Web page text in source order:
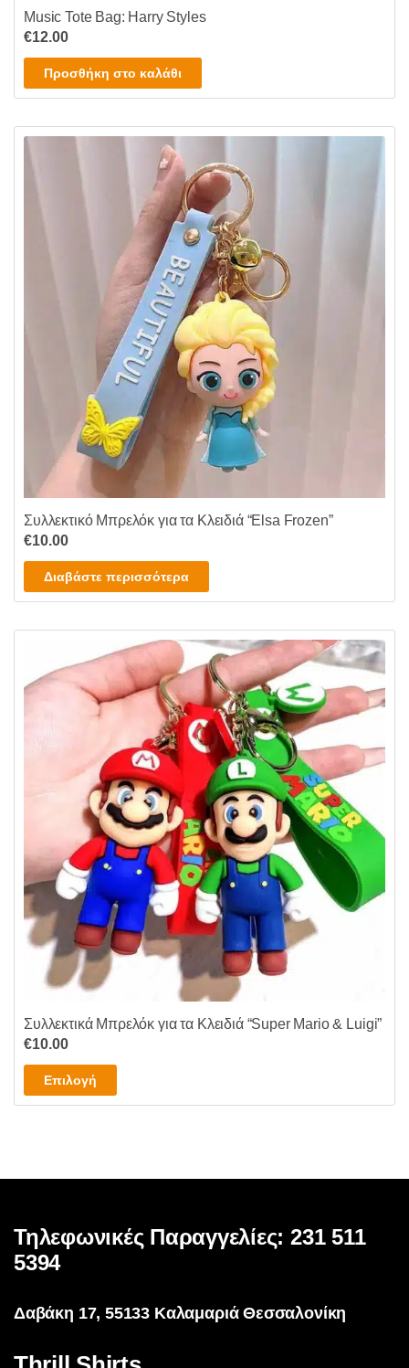
Music Tote Bag: Harry Styles
€12.00
Προσθήκη στο καλάθι
Συλλεκτικό Μπρελόκ για τα Κλειδιά “Elsa Frozen”
€10.00
Διαβάστε περισσότερα
Συλλεκτικά Μπρελόκ για τα Κλειδιά “Super Mario & Luigi”
€10.00
Επιλογή
το
παραλλαγές.
επιλογές
μπορούν
στη
του
Τηλεφωνικές Παραγγελίες: 231 511
5394
Δαβάκη 17, 55133 Καλαμαριά Θεσσαλονίκη